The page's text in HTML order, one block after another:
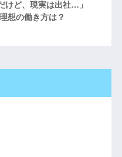
けど、現実は出社…」
想の働き方は？